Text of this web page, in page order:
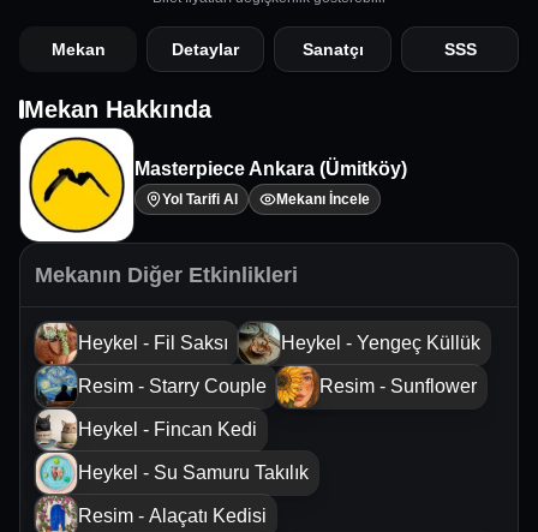
Mekan Detaylar Sanatçı SSS
Mekan Hakkında
Masterpiece Ankara (Ümitköy)
Yol Tarifi Al Mekanı İncele
Mekanın Diğer Etkinlikleri
Heykel - Fil Saksı Heykel - Yengeç Küllük
Resim - Starry Couple Resim - Sunflower
Heykel - Fincan Kedi
Heykel - Su Samuru Takılık
Resim - Alaçatı Kedisi